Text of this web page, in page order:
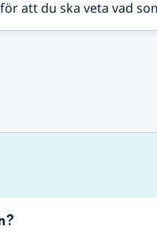
att du ska veta vad